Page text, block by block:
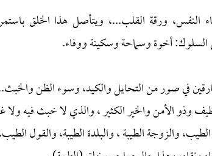
النفس، ورقة القلب...، ويتأصل هذا الخلق
السلوك: أخوة وسماحة وسكينة ووفاء.
في صور من التحايل والكيد، وسوء الظن
وذو الأمن والخير الكثير ، والذي لا خبث فيه
والزوجة الطيبة ، والبلدة الطيبة، والقول